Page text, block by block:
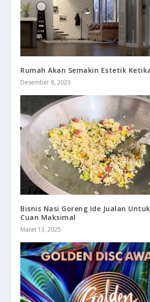
Rumah Akan Semakin Estetik
Desember 8, 2023
Bisnis Nasi Goreng Ide Jualan
Cuan Maksimal
Maret 13, 2025